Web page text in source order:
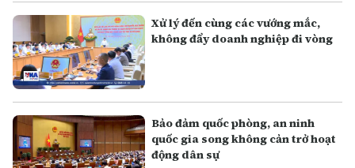
Xử lý đến cùng các vướng mắc,
không đẩy doanh nghiệp đi vòng
Bảo đảm quốc phòng, an ninh
quốc gia song không cản trở hoạt
động dân sự